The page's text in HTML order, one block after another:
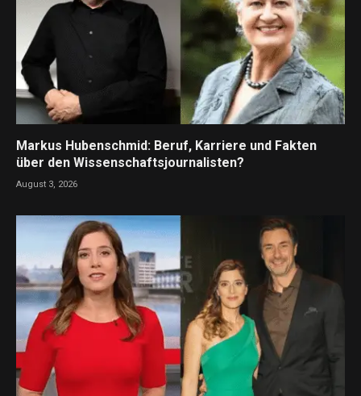
Markus Hubenschmid: Beruf, Karriere und Fakten
über den Wissenschaftsjournalisten?
August 3, 2026